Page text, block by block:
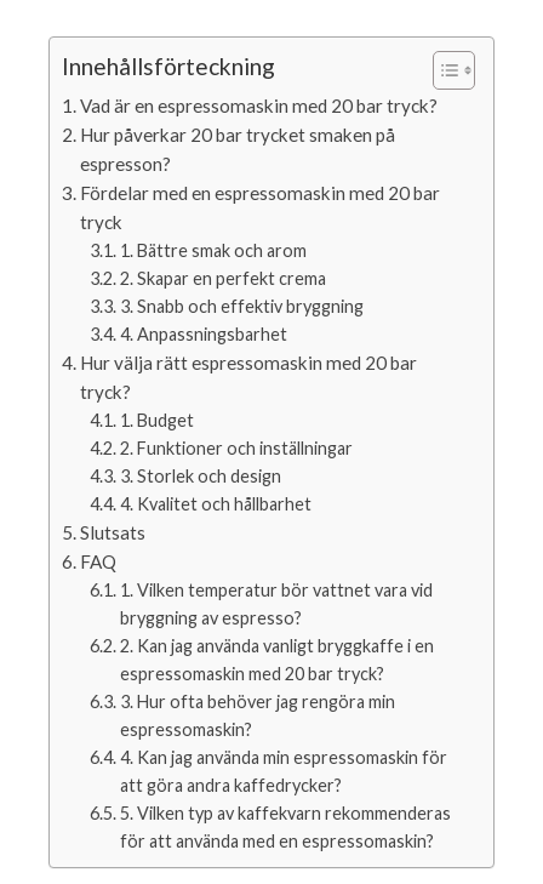
Innehållsförteckning
Vad är en espressomaskin med 20 bar tryck?
Hur påverkar 20 bar trycket smaken på
espresson?
Fördelar med en espressomaskin med 20 bar
tryck
1. Bättre smak och arom
2. Skapar en perfekt crema
3. Snabb och effektiv bryggning
4. Anpassningsbarhet
Hur välja rätt espressomaskin med 20 bar
tryck?
1. Budget
2. Funktioner och inställningar
3. Storlek och design
4. Kvalitet och hållbarhet
Slutsats
FAQ
1. Vilken temperatur bör vattnet vara vid
bryggning av espresso?
2. Kan jag använda vanligt bryggkaffe i en
espressomaskin med 20 bar tryck?
3. Hur ofta behöver jag rengöra min
espressomaskin?
4. Kan jag använda min espressomaskin för
att göra andra kaffedrycker?
5. Vilken typ av kaffekvarn rekommenderas
för att använda med en espressomaskin?